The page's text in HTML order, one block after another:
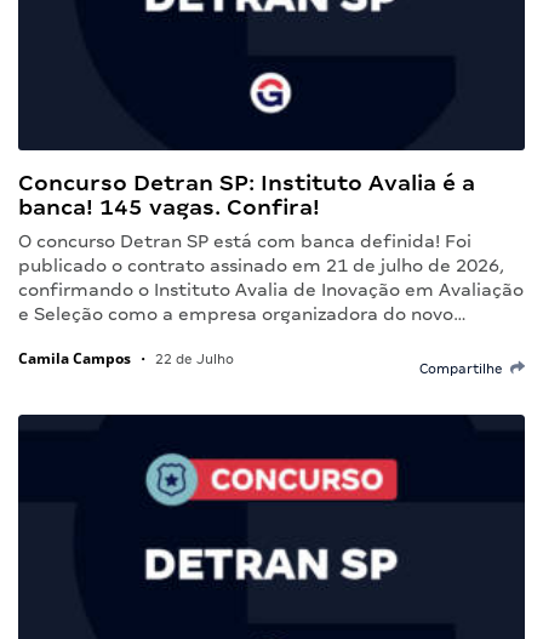
Concurso Detran SP: Instituto Avalia é a
banca! 145 vagas. Confira!
O concurso Detran SP está com banca definida! Foi
publicado o contrato assinado em 21 de julho de 2026,
confirmando o Instituto Avalia de Inovação em Avaliação
e Seleção como a empresa organizadora do novo…
Camila Campos • 22 de Julho
Compartilhe